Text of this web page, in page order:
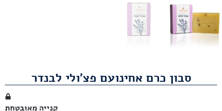
סבון כרם אחינועם פצ'ולי לבנדר
קנייה מאובטחת